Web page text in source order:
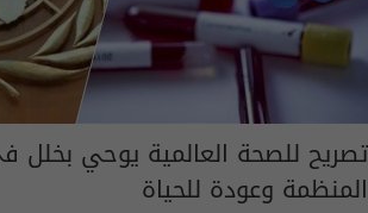
تصريح للصحة العالمية يوحي بخلل
المنظمة وعودة للحياة